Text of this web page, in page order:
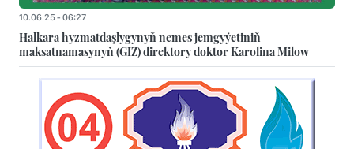
10.06.25 - 06:27
Halkara hyzmatdaşlygynyň nemes jemgyýetiniň
maksatnamasynyň (GIZ) direktory doktor Karolina Milow